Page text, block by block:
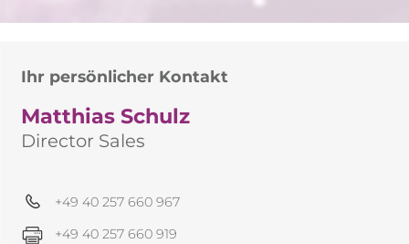
Ihr persönlicher Kontakt
Matthias Schulz
Director Sales
+49 40 257 660 967
+49 40 257 660 919